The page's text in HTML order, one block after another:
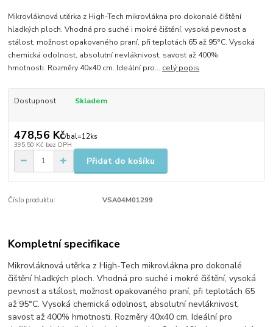
Mikrovláknová utěrka z High-Tech mikrovlákna pro dokonalé čištění
hladkých ploch. Vhodná pro suché i mokré čištění, vysoká pevnost a
stálost, možnost opakovaného praní, při teplotách 65 až 95°C. Vysoká
chemická odolnost, absolutní nevláknivost, savost až 400%
hmotnosti. Rozměry 40x40 cm. Ideální pro... celý popis
Dostupnost Skladem
478,56 Kč/bal=12ks
395,50 Kč bez DPH
Přidat do košíku
Číslo produktu: VSA04M01299
Kompletní specifikace
Mikrovláknová utěrka z High-Tech mikrovlákna pro dokonalé
čištění hladkých ploch. Vhodná pro suché i mokré čištění, vysoká
pevnost a stálost, možnost opakovaného praní, při teplotách 65
až 95°C. Vysoká chemická odolnost, absolutní nevláknivost,
savost až 400% hmotnosti. Rozměry 40x40 cm. Ideální pro